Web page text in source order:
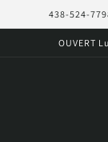
passer
au
contenu
438-524-
OUVERT